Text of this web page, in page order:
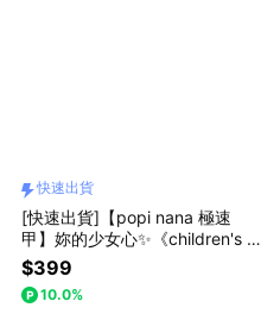
快速出貨
[快速出貨]【popi nana 極速
甲】妳的少女心✨《children's d
rawing》手手美甲 | HN-480
(盒裝 / 每款24片) 浪漫禮物 告白
禮物 情人節禮物 閨蜜禮物 朋友
$399
10.0%